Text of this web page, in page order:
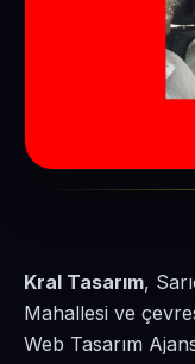
Kral Tasarım,
Mahallesi ve
Web Tasarım